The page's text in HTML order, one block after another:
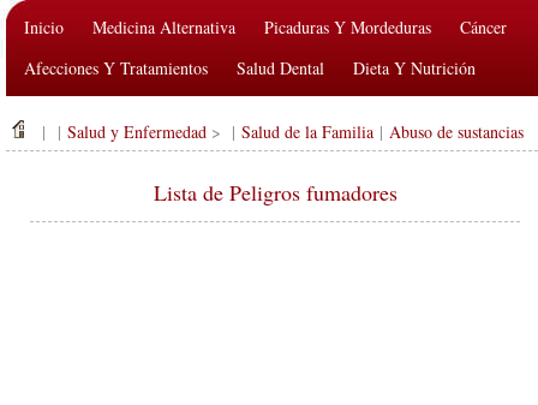
Inicio Medicina Alternativa Picaduras Y Mordeduras
Cáncer
Afecciones Y Tratamientos
Salud Dental
Dieta Y Nutrición
Salud Pública Y Seguridad
Cirugías Y Procedimientos Salud
| | Salud y Enfermedad > | Salud de la Familia | Abuso de sustancias
Lista de Peligros fumadores